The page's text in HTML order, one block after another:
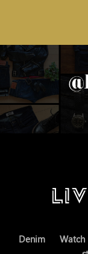
Denim Watch